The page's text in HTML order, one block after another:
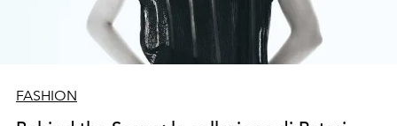
FASHION